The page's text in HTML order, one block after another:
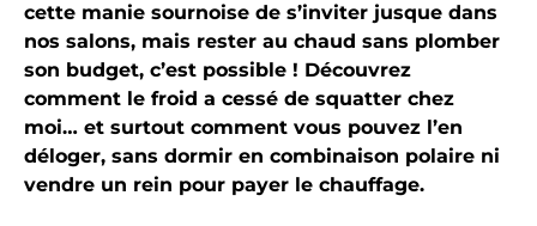
cette manie sournoise de s’inviter jusque dans
nos salons, mais rester au chaud sans plomber
son budget, c’est possible ! Découvrez
comment le froid a cessé de squatter chez
moi… et surtout comment vous pouvez l’en
déloger, sans dormir en combinaison polaire ni
vendre un rein pour payer le chauffage.